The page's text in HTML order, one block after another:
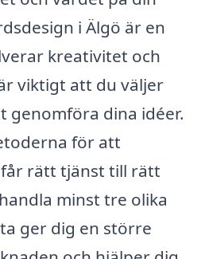
i Älgö är en
kreativitet och
viktigt att du väljer
dina idéer.
för att
rätt tjänst till rätt
minst tre olika
ger dig en större